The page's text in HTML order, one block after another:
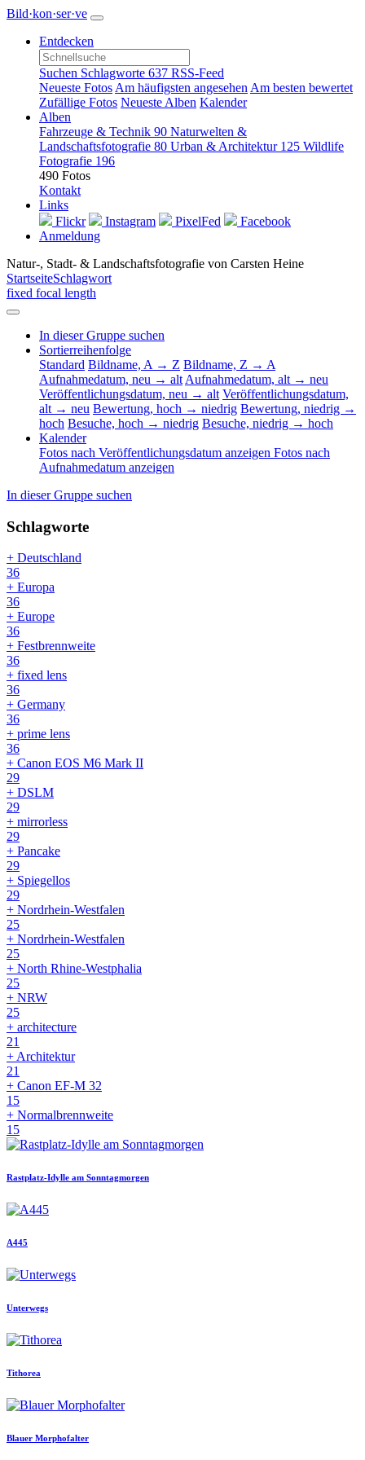
Bild·kon·ser·ve
Entdecken
Suchen Schlagworte 637 RSS-Feed
Neueste Fotos Am häufigsten angesehen Am besten bewertet
Zufällige Fotos Neueste Alben Kalender
Alben
Fahrzeuge & Technik 90 Naturwelten &
Landschaftsfotografie 80 Urban & Architektur 125 Wildlife
Fotografie 196
490 Fotos
Kontakt
Links
Flickr
Instagram PixelFed
Facebook
Anmeldung
Natur-, Stadt- & Landschaftsfotografie von Carsten Heine
StartseiteSchlagwort
fixed focal length
In dieser Gruppe suchen
Sortierreihenfolge
Standard Bildname, A → Z Bildname, Z → A
Aufnahmedatum, neu → alt Aufnahmedatum, alt → neu
Veröffentlichungsdatum, neu → alt Veröffentlichungsdatum,
alt → neu Bewertung, hoch → niedrig Bewertung, niedrig →
hoch Besuche, hoch → niedrig Besuche, niedrig → hoch
Kalender
Fotos nach Veröffentlichungsdatum anzeigen Fotos nach
Aufnahmedatum anzeigen
In dieser Gruppe suchen
Schlagworte
+ Deutschland
36
+ Europa
36
+ Europe
36
+ Festbrennweite
36
+ fixed lens
36
+ Germany
36
+ prime lens
36
+ Canon EOS M6 Mark II
29
+ DSLM
29
+ mirrorless
29
+ Pancake
29
+ Spiegellos
29
+ Nordrhein-Westfalen
25
+ Nordrhein-Westfalen
25
+ North Rhine‑Westphalia
25
+ NRW
25
+ architecture
21
+ Architektur
21
+ Canon EF-M 32
15
+ Normalbrennweite
15
Rastplatz-Idylle am Sonntagmorgen
A445
Unterwegs
Tithorea
Blauer Morphofalter